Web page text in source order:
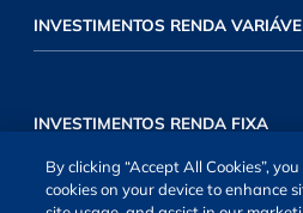
INVESTIMENTOS RENDA
INVESTIMENTOS RENDA FIXA
By clicking “Accept All Cookies”,
cookies on your device to enhance